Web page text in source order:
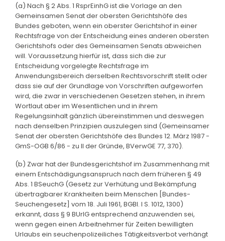
(a) Nach § 2 Abs. 1 RsprEinhG ist die Vorlage an den
Gemeinsamen Senat der obersten Gerichtshöfe des
Bundes geboten, wenn ein oberster Gerichtshof in einer
Rechtsfrage von der Entscheidung eines anderen obersten
Gerichtshofs oder des Gemeinsamen Senats abweichen
will. Voraussetzung hierfür ist, dass sich die zur
Entscheidung vorgelegte Rechtsfrage im
Anwendungsbereich derselben Rechtsvorschrift stellt oder
dass sie auf der Grundlage von Vorschriften aufgeworfen
wird, die zwar in verschiedenen Gesetzen stehen, in ihrem
Wortlaut aber im Wesentlichen und in ihrem
Regelungsinhalt gänzlich übereinstimmen und deswegen
nach denselben Prinzipien auszulegen sind (Gemeinsamer
Senat der obersten Gerichtshöfe des Bundes 12. März 1987 -
GmS-OGB 6/86 - zu II der Gründe, BVerwGE 77, 370).
(b) Zwar hat der Bundesgerichtshof im Zusammenhang mit
einem Entschädigungsanspruch nach dem früheren § 49
Abs. 1 BSeuchG (Gesetz zur Verhütung und Bekämpfung
übertragbarer Krankheiten beim Menschen [Bundes-
Seuchengesetz] vom 18. Juli 1961, BGBl. I S. 1012, 1300)
erkannt, dass § 9 BUrlG entsprechend anzuwenden sei,
wenn gegen einen Arbeitnehmer für Zeiten bewilligten
Urlaubs ein seuchenpolizeiliches Tätigkeitsverbot verhängt